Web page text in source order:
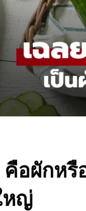
คือผักหรื
หญ่